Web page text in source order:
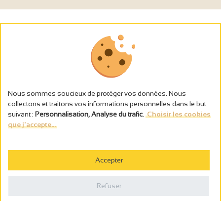
L’abus d’alcool est dangereux pour la santé, à consommer avec
Politique de confidentialité
Nous sommes soucieux de protéger vos données. Nous
collectons et traitons vos informations personnelles dans le but
suivant : Personnalisation, Analyse du trafic Choisir les cookies
que j'accepte...
Accepter
Refuser